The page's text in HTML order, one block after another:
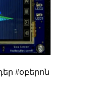
#օբերոն